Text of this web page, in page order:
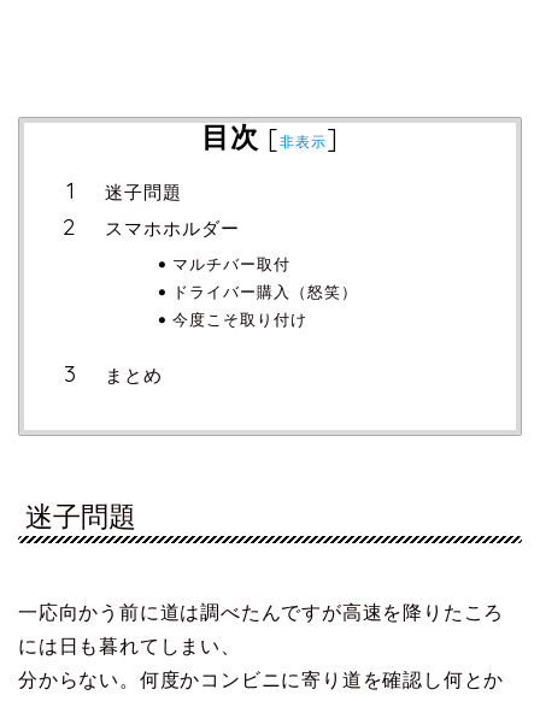
目次 [非表示]
迷子問題
スマホホルダー
マルチバー取付
ドライバー購入（怒笑）
今度こそ取り付け
まとめ
迷子問題
一応向かう前に道は調べたんですが高速を降りたころ
には日も暮れてしまい、
分からない。何度かコンビニに寄り道を確認し何とか